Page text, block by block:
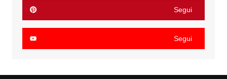
Segui
Segui